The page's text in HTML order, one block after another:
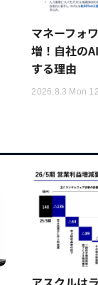
マネーフォ
増！自社の
する理由
2026.8.3 Mon